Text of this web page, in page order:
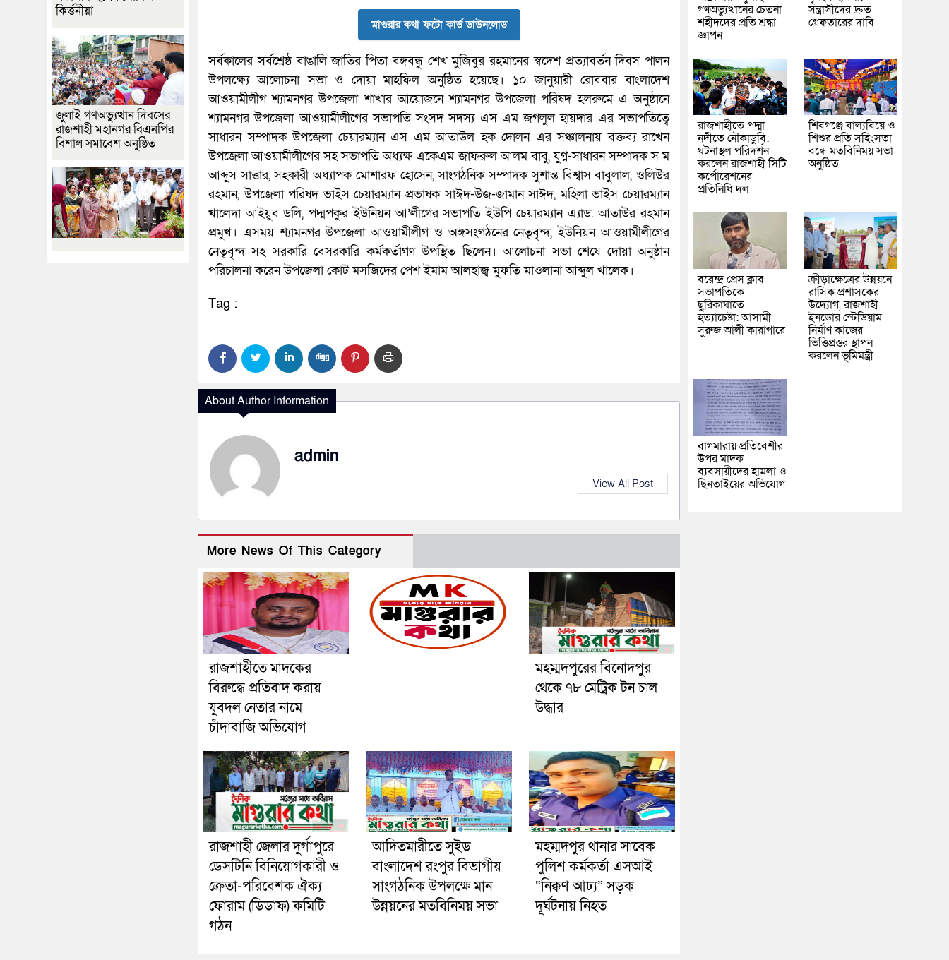
মাগুরার কথা ফটো কার্ড ডাউনলোড
সর্বকালের সর্বশ্রেষ্ঠ বাঙালি জাতির পিতা বঙ্গবন্ধু শেখ মুজিবুর রহমানের স্বদেশ প্রত্যাবর্তন দিবস পালন
উপলক্ষ্যে আলোচনা সভা ও দোয়া মাহফিল অনুষ্ঠিত হয়েছে। ১০ জানুয়ারী রোববার বাংলাদেশ
আওয়ামীলীগ শ্যামনগর উপজেলা শাখার আয়োজনে শ্যামনগর উপজেলা পরিষদ হলরুমে এ অনুষ্ঠানে
শ্যামনগর উপজেলা আওয়ামীলীগের সভাপতি সংসদ সদস্য এস এম জগলুল হায়দার এর সভাপতিত্বে
সাধারন সম্পাদক উপজেলা চেয়ারম্যান এস এম আতাউল হক দোলন এর সঞ্চালনায় বক্তব্য রাখেন
উপজেলা আওয়ামীলীগের সহ সভাপতি অধ্যক্ষ একেএম জাফরুল আলম বাবু, যুগ্ন-সাধারন সম্পাদক স ম
আব্দুস সাত্তার, সহকারী অধ্যাপক মোশারফ হোসেন, সাংগঠনিক সম্পাদক সুশান্ত বিশ্বাস বাবুলাল, ওলিউর
রহমান, উপজেলা পরিষদ ভাইস চেয়ারম্যান প্রভাষক সাঈদ-উজ-জামান সাঈদ, মহিলা ভাইস চেয়ারম্যান
খালেদা আইয়ুব ডলি, পদ্মপকুর ইউনিয়ন আ’লীগের সভাপতি ইউপি চেয়ারম্যান এ্যাড. আতাউর রহমান
প্রমুখ। এসময় শ্যামনগর উপজেলা আওয়ামীলীগ ও অঙ্গসংগঠনের নেতৃবৃন্দ, ইউনিয়ন আওয়ামীলীগের
নেতৃবৃন্দ সহ সরকারি বেসরকারি কর্মকর্তাগণ উপস্থিত ছিলেন। আলোচনা সভা শেষে দোয়া অনুষ্ঠান
পরিচালনা করেন উপজেলা কোট মসজিদের পেশ ইমাম আলহাজ্ব মুফতি মাওলানা আব্দুল খালেক।
Tag :
About Author Information
admin
View All Post
More News Of This Category
রাজশাহীতে মাদকের
বিরুদ্ধে প্রতিবাদ করায়
যুবদল নেতার নামে
চাঁদাবাজি অভিযোগ
মহম্মদপুরের বিনোদপুর
থেকে ৭৮ মেট্রিক টন চাল
উদ্ধার
রাজশাহী জেলার দুর্গাপুরে
ডেসটিনি বিনিয়োগকারী ও
ক্রেতা-পরিবেশক ঐক্য
ফোরাম (ডিডাফ) কমিটি
গঠন
আদিতমারীতে সুইড
বাংলাদেশ রংপুর বিভাগীয়
সাংগঠনিক উপলক্ষে মান
উন্নয়নের মতবিনিময় সভা
মহম্মদপুর থানার সাবেক
পুলিশ কর্মকর্তা এসআই
“নিক্কণ আঢ্য” সড়ক
দূর্ঘটনায় নিহত
কির্ত্তনীয়া
জুলাই গণঅভ্যুত্থান দিবসের
রাজশাহী মহানগর বিএনপির
বিশাল সমাবেশ অনুষ্ঠিত
গণঅভ্যুত্থানের চেতনা
শহীদদের প্রতি শ্রদ্ধা
জ্ঞাপন
সন্ত্রাসীদের দ্রুত
গ্রেফতারের দাবি
রাজশাহীতে পদ্মা
নদীতে নৌকাডুবি:
ঘটনাস্থল পরিদর্শন
করলেন রাজশাহী সিটি
কর্পোরেশনের
প্রতিনিধি দল
শিবগঞ্জে বাল্যবিয়ে ও
শিশুর প্রতি সহিংসতা
বন্ধে মতবিনিময় সভা
অনুষ্ঠিত
বরেন্দ্র প্রেস ক্লাব
সভাপতিকে
ছুরিকাঘাতে
হত্যাচেষ্টা: আসামী
সুরুজ আলী কারাগারে
ক্রীড়াক্ষেত্রের উন্নয়নে
রাসিক প্রশাসকের
উদ্যোগ, রাজশাহী
ইনডোর স্টেডিয়াম
নির্মাণ কাজের
ভিত্তিপ্রস্তর স্থাপন
করলেন ভূমিমন্ত্রী
বাগমারায় প্রতিবেশীর
উপর মাদক
ব্যবসায়ীদের হামলা ও
ছিনতাইয়ের অভিযোগ